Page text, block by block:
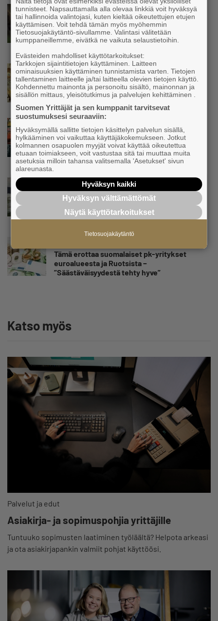
Uutinen
Koneyrittäjät: Lainsäädännössä ”villisian
mentävä porsaanreikä” – ”Rajoitusten
vahingot eivät voi jäädä vain yksittäisen
Uutinen
Yrittäjien Mikael Pentikäiseltä YEL-varoitus
hallitukselle: ”Voi tulla ikävä yllätys”
Matti Korvela on yrittäjänä harvinaisuus:
”Asiakkainani on eturivin muusikoita niin
Euroopasta kuin Yhdysvalloistakin”
”Herättävät kysymyksen, mikä meitä
suomalaisia vaivaa” – Yrittäjien
toimitusjohtaja hätkähti
sairauspoissaolotilastoa
Tämä erottaa suomalaiset pk-yritykset
euroalueesta ja Ruotsista −
”Säästäväisyydestä tehty hyve”
Katso myös
Palvelut ja edut
Asiakirja- ja sopimuspohjia yrittäjille
Tuntuuko sopimusten laatiminen työläältä? Helpota arkeasi
ja ota asiakirjapankin valmiit pohjat käyttöösi.
tunnisteet. Napsauttamalla alla olevaa linkkiä voit hyväksyä
tai hallinnoida valintojasi, kuten kieltää oikeutettujen etujen
käyttämisen. Voit tehdä tämän myös myöhemmin
Tietosuojakäytäntö-sivullamme. Valintasi välitetään
kumppaneillemme, eivätkä ne vaikuta selaustietoihin.
Evästeiden mahdolliset käyttötarkoitukset:
Tarkkojen sijaintitietojen käyttäminen. Laitteen
ominaisuuksien käyttäminen tunnistamista varten. Tietojen
tallentaminen laitteelle ja/tai laitteella olevien tietojen käyttö.
Kohdennettu mainonta ja personoitu sisältö, mainonnan ja
sisällön mittaus, yleisötutkimus ja palvelujen kehittäminen .
Suomen Yrittäjät ja sen kumppanit tarvitsevat
suostumuksesi seuraaviin:
Hyväksymällä sallitte tietojen käsittelyn palvelun sisällä,
hylkääminen voi vaikuttaa käyttäjäkokemukseen. Jotkut
kolmannen osapuolen myyjät voivat käyttää oikeutettua
etuaan toimiakseen, voit vastustaa sitä tai muuttaa muita
asetuksia milloin tahansa valitsemalla 'Asetukset' sivun
alareunasta.
Hyväksyn kaikki
Hyväksyn välttämättömät
Näytä käyttötarkoitukset
Tietosuojakäytäntö